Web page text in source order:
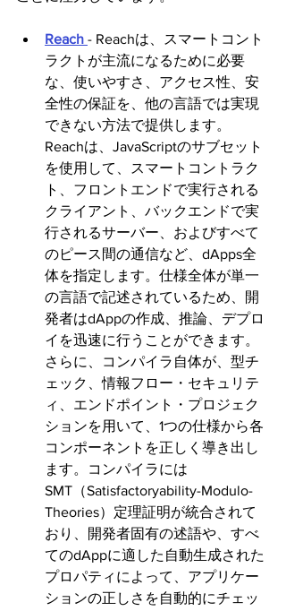
Reach - Reachは、スマートコント
ラクトが主流になるために必要
な、使いやすさ、アクセス性、安
全性の保証を、他の言語では実現
できない方法で提供します。
Reachは、JavaScriptのサブセット
を使用して、スマートコントラク
ト、フロントエンドで実行される
クライアント、バックエンドで実
行されるサーバー、およびすべて
のピース間の通信など、dApps全
体を指定します。仕様全体が単一
の言語で記述されているため、開
発者はdAppの作成、推論、デプロ
イを迅速に行うことができます。
さらに、コンパイラ自体が、型チ
ェック、情報フロー・セキュリテ
ィ、エンドポイント・プロジェク
ションを用いて、1つの仕様から各
コンポーネントを正しく導き出し
ます。コンパイラには
SMT（Satisfactoryability-Modulo-
Theories）定理証明が統合されて
おり、開発者固有の述語や、すべ
てのdAppに適した自動生成された
プロパティによって、アプリケー
ションの正しさを自動的にチェッ